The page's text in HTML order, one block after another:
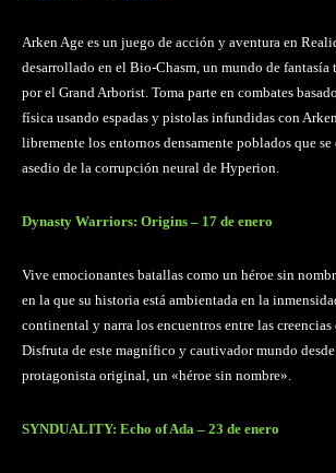
Arken Age es un juego de acción y aventura en
desarrollado en el Bio-Chasm, un mundo de fantasía
por el Grand Arborist. Toma parte en combates
física usando espadas y pistolas infundidas con
libremente los entornos densamente poblados que
asedio de la corrupción neural de Hyperion.
Dynasty Warriors: Origins – 17 de enero
Vive emocionantes batallas como un héroe sin
en la que su historia está ambientada en la
continental y narra los encuentros entre las creencias
Disfruta de este magnífico y cautivador mundo
protagonista original, un «héroe sin nombre».
SYNDUALITY: Echo of Ada – 23 de enero